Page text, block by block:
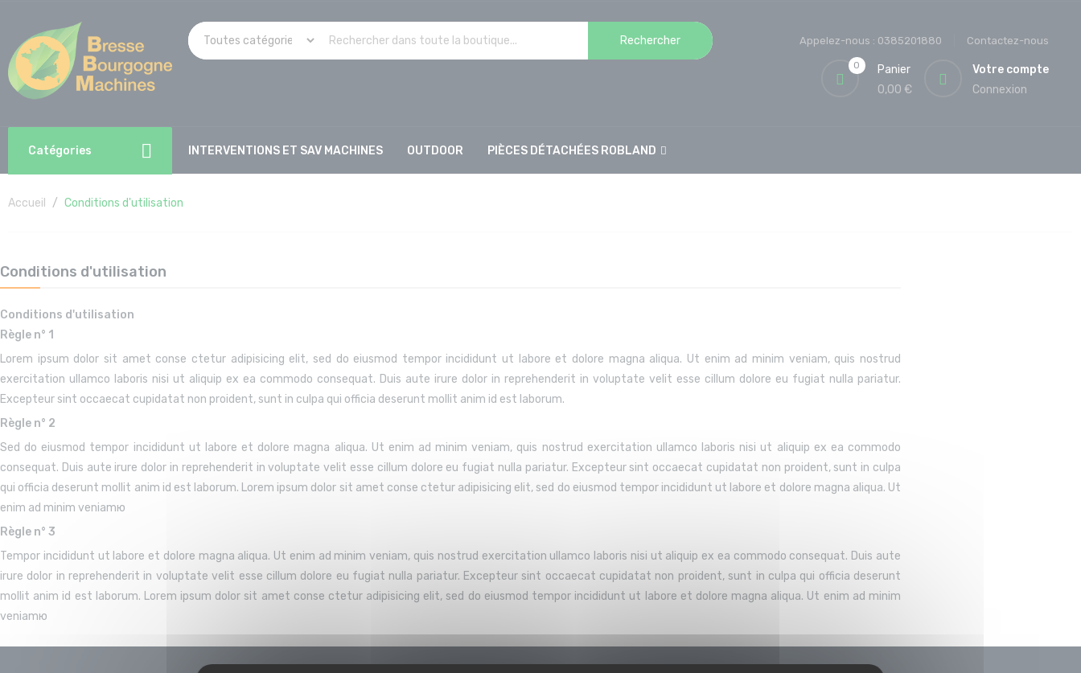
Rechercher Appelez-nous : 0385201880 Contactez-nous
Votre compte
Connexion
0
Panier
0,00 €
Catégories INTERVENTIONS ET SAV MACHINES OUTDOOR PIÈCES DÉTACHÉES ROBLAND
Accueil Conditions d'utilisation
Conditions d'utilisation
Conditions d'utilisation
Règle n° 1
Lorem ipsum dolor sit amet conse ctetur adipisicing elit, sed do eiusmod tempor incididunt ut labore et dolore magna aliqua. Ut enim ad minim veniam, quis nostrud
exercitation ullamco laboris nisi ut aliquip ex ea commodo consequat. Duis aute irure dolor in reprehenderit in voluptate velit esse cillum dolore eu fugiat nulla pariatur.
Excepteur sint occaecat cupidatat non proident, sunt in culpa qui officia deserunt mollit anim id est laborum.
Règle n° 2
Sed do eiusmod tempor incididunt ut labore et dolore magna aliqua. Ut enim ad minim veniam, quis nostrud exercitation ullamco laboris nisi ut aliquip ex ea commodo
consequat. Duis aute irure dolor in reprehenderit in voluptate velit esse cillum dolore eu fugiat nulla pariatur. Excepteur sint occaecat cupidatat non proident, sunt in culpa
qui officia deserunt mollit anim id est laborum. Lorem ipsum dolor sit amet conse ctetur adipisicing elit, sed do eiusmod tempor incididunt ut labore et dolore magna aliqua. Ut
enim ad minim veniamю
Règle n° 3
Tempor incididunt ut labore et dolore magna aliqua. Ut enim ad minim veniam, quis nostrud exercitation ullamco laboris nisi ut aliquip ex ea commodo consequat. Duis aute
irure dolor in reprehenderit in voluptate velit esse cillum dolore eu fugiat nulla pariatur. Excepteur sint occaecat cupidatat non proident, sunt in culpa qui officia deserunt
mollit anim id est laborum. Lorem ipsum dolor sit amet conse ctetur adipisicing elit, sed do eiusmod tempor incididunt ut labore et dolore magna aliqua. Ut enim ad minim
veniamю